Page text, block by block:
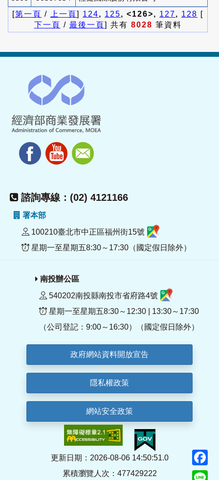
[第一頁 / 上一頁] 124, 125, <126>, 127, 128 [
下一頁 / 最後一頁] 共有 8028 筆資料
諮詢專線：(02) 4121166
署本部
100210臺北市中正區福州街15號
星期一至星期五8:30～17:30（國定假日除外）
南投辦公區
540202南投縣南投市省府路4號
星期一至星期五8:30～12:30 | 13:30～17:30
（公司登記：9:00～16:30）（國定假日除外）
政府網站資料開放宣告
隱私權政策
網站安全政策
更新日期：2026-08-06 14:50:51.0
累積瀏覽人次：477429222